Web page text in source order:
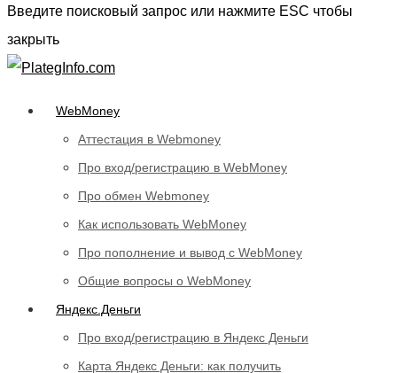
Введите поисковый запрос или нажмите ESC чтобы
закрыть
WebMoney
Аттестация в Webmoney
Про вход/регистрацию в WebMoney
Про обмен Webmoney
Как использовать WebMoney
Про пополнение и вывод с WebMoney
Общие вопросы о WebMoney
Яндекс.Деньги
Про вход/регистрацию в Яндекс Деньги
Карта Яндекс Деньги: как получить